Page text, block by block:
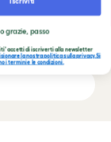
sconto
ordine iscrivendoti alla
newsletter